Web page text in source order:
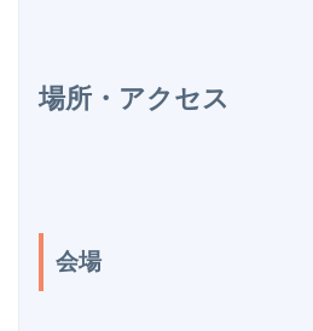
場所・アクセス
会場